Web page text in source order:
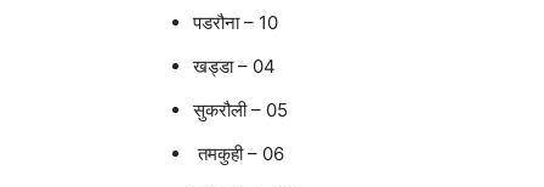
पडरौना – 10
खड्डा – 04
सुकरौली – 05
तमकुही – 06